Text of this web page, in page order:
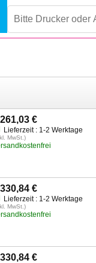
261,03 €
Lieferzeit : 1-2 Werktage
MwSt.)
330,84 €
Lieferzeit : 1-2 Werktage
MwSt.)
330,84 €